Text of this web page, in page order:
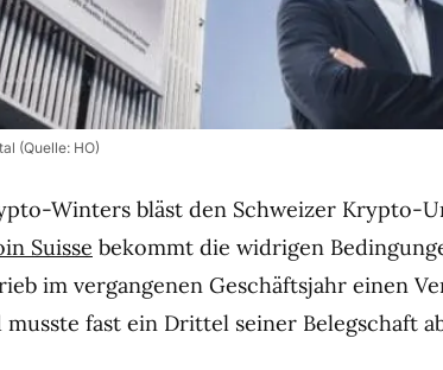
(Quelle: HO)
Winters bläst den Schweizer Krypto-
Suisse bekommt die widrigen
im vergangenen Geschäftsjahr einen
fast ein Drittel seiner Belegschaft